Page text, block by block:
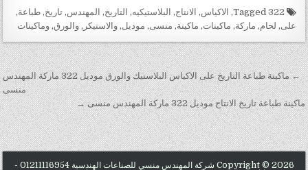
322
, الاكياس, الانتاج, البلاستيكيه, التاريخ, المهندس,تاريخ,طباعة,
على, لحام, ماركة, ماكينات, ماكينة, منسى, موديل,والاستيكر ,والورق,وماكينات
تصفّح المقالات
← ماكينة طباعة التاريخ على الاكياس البلاستيك والورق موديل 322 ماركة المهندس
منسى
ماكينة طباعة تاريخ الانتاج موديل 322 ماركة المهندس منسى →
Copyright © 2026 شركة المهندس منسي للصناعات الهندسية 01211116954 -